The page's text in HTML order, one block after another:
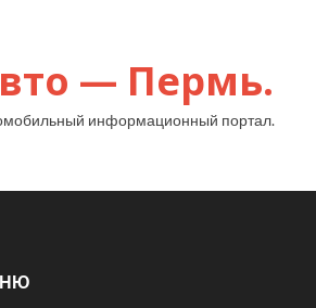
— Пермь.
информационный портал.